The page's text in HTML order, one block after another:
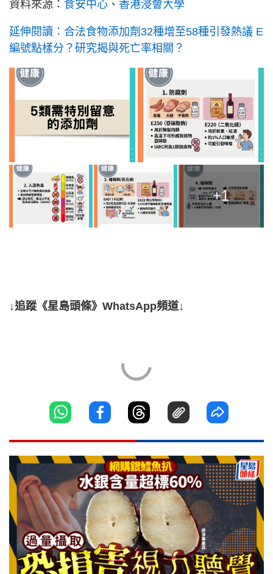
資料來源： 食安中心 、 香港浸會大學
延伸閱讀：合法食物添加劑32種增至58種引發熱議 E
編號點樣分？研究揭與死亡率相關？
+1
↓追蹤《星島頭條》WhatsApp頻道↓